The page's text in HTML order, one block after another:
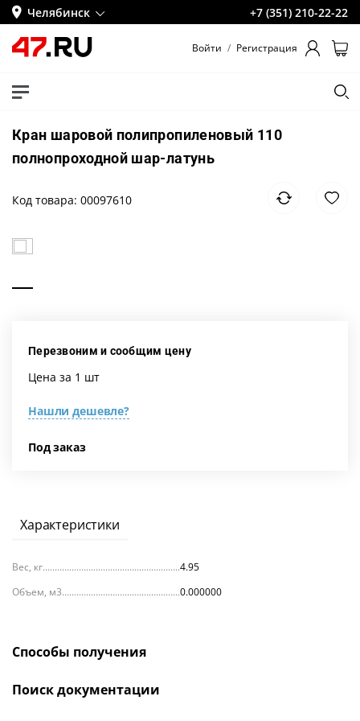
Челябинск +7 (351) 210-22-22
Войти / Регистрация
Кран шаровой полипропиленовый 110
полнопроходной шар-латунь
Код товара: 00097610
Перезвоним и сообщим цену
Нашли дешевле?
Цена за 1 шт
Под заказ
Характеристики
Вес, кг
4.95
Объем, м3
0.000000
Способы получения
Поиск документации